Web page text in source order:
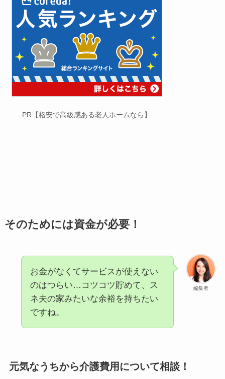
PR【格安で高級感ある老人ホームなら】
そのためには資金が必要！
編集者
お金がなくてサービスが使えない
のはつらい…コツコツ貯めて、ス
ネ夫の家みたいな余裕を持ちたい
ですね。
元気なうちから介護費用について相談！